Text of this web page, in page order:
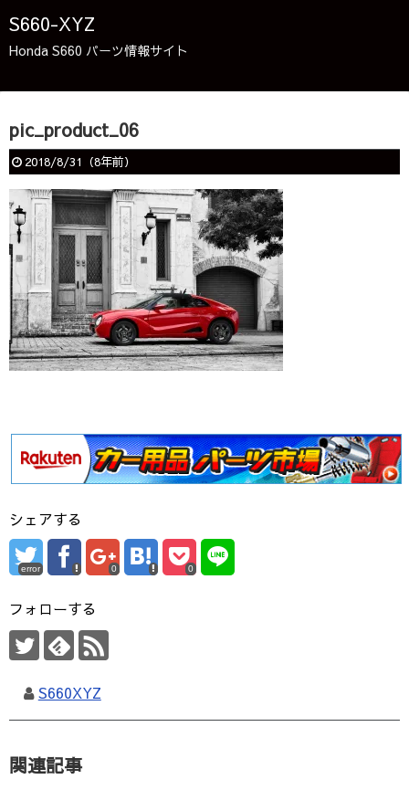
S660-XYZ
Honda S660 パーツ情報サイト
pic_product_06
2018/8/31 （8年前）
シェアする
error 0 0
フォローする
S660XYZ
関連記事